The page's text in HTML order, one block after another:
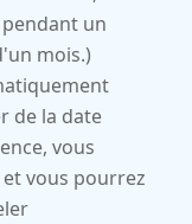
un
mois.)
de la date
vous
vous pourrez